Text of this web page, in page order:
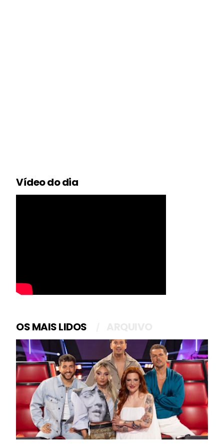
Vídeo do dia
OS MAIS LIDOS